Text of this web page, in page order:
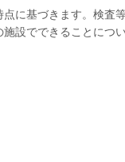
に基づきます。検査
設でできることにつ